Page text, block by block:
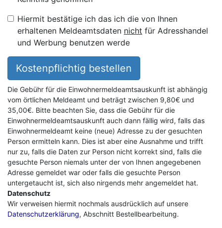
Hiermit bestätige ich das ich die von Ihnen
erhaltenen Meldeamtsdaten nicht für Adresshandel
und Werbung benutzen werde
Kostenpflichtig bestellen
Die Gebühr für die Einwohnermeldeamtsauskunft ist abhängig
vom örtlichen Meldeamt und beträgt zwischen 9,80€ und
35,00€. Bitte beachten Sie, dass die Gebühr für die
Einwohnermeldeamtsauskunft auch dann fällig wird, falls das
Einwohnermeldeamt keine (neue) Adresse zu der gesuchten
Person ermitteln kann. Dies ist aber eine Ausnahme und trifft
nur zu, falls die Daten zur Person nicht korrekt sind, falls die
gesuchte Person niemals unter der von Ihnen angegebenen
Adresse gemeldet war oder falls die gesuchte Person
untergetaucht ist, sich also nirgends mehr angemeldet hat.
Datenschutz
Wir verweisen hiermit nochmals ausdrücklich auf unsere
Datenschutzerklärung, Abschnitt Bestellbearbeitung.